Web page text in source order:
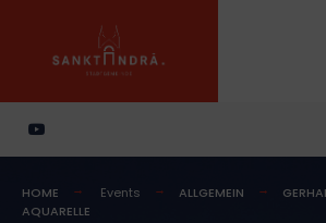
content
HOME Events ALLGEMEIN
AQUARELLE